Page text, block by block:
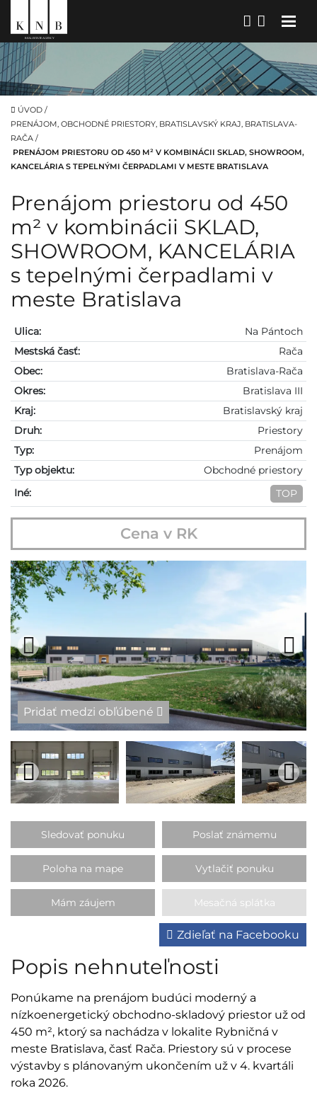
ÚVOD /
PRENÁJOM, OBCHODNÉ PRIESTORY, BRATISLAVSKÝ KRAJ, BRATISLAVA-
RAČA /
PRENÁJOM PRIESTORU OD 450 M² V KOMBINÁCII SKLAD, SHOWROOM,
KANCELÁRIA S TEPELNÝMI ČERPADLAMI V MESTE BRATISLAVA
Prenájom priestoru od 450
m² v kombinácii SKLAD,
SHOWROOM, KANCELÁRIA
s tepelnými čerpadlami v
meste Bratislava
Ulica:
Na Pántoch
Mestská časť:
Rača
Obec:
Bratislava-Rača
Okres:
Bratislava III
Kraj:
Bratislavský kraj
Druh:
Priestory
Typ:
Prenájom
Typ objektu:
Obchodné priestory
Iné:
TOP
Cena v RK
Pridať medzi obľúbené
Sledovať ponuku Poslať známemu
Poloha na mape Vytlačiť ponuku
Mám záujem Mesačná splátka
Popis nehnuteľnosti
Zdieľať na Facebooku
Ponúkame na prenájom budúci moderný a
nízkoenergetický obchodno-skladový priestor už od
450 m², ktorý sa nachádza v lokalite Rybničná v
meste Bratislava, časť Rača. Priestory sú v procese
výstavby s plánovaným ukončením už v 4. kvartáli
roka 2026.